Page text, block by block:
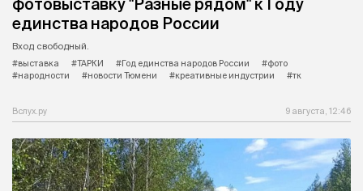
фотовыставку "Разные рядом" к Году
единства народов России
Вход свободный.
#выставка
#ТАРКИ #Год единства народов России
#фото
#народности
#новости Тюмени #креативные индустрии #тк
Вслух.ру 9 августа, 12:46